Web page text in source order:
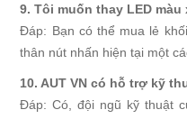
9. Tôi muốn thay LED
Đáp: Bạn có thể mua lẻ
thân nút nhấn hiện tại một
10. AUT VN có hỗ trợ kỹ
Đáp: Có, đội ngũ kỹ thuật